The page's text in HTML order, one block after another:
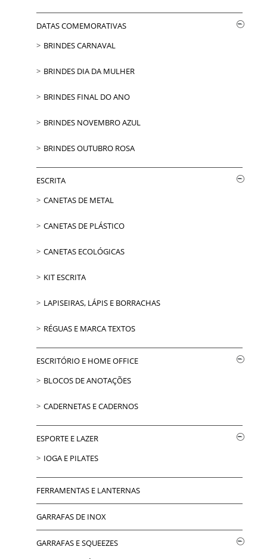
DATAS COMEMORATIVAS
BRINDES CARNAVAL
BRINDES DIA DA MULHER
BRINDES FINAL DO ANO
BRINDES NOVEMBRO AZUL
BRINDES OUTUBRO ROSA
ESCRITA
CANETAS DE METAL
CANETAS DE PLÁSTICO
CANETAS ECOLÓGICAS
KIT ESCRITA
LAPISEIRAS, LÁPIS E BORRACHAS
RÉGUAS E MARCA TEXTOS
ESCRITÓRIO E HOME OFFICE
BLOCOS DE ANOTAÇÕES
CADERNETAS E CADERNOS
ESPORTE E LAZER
IOGA E PILATES
FERRAMENTAS E LANTERNAS
GARRAFAS DE INOX
GARRAFAS E SQUEEZES